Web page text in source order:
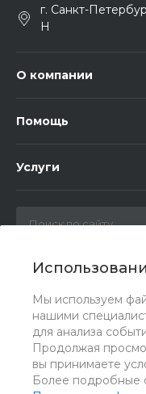
Мы используем
нашими
для анализа
Продолжая
вы принимаете
Более подробные
г. Санкт-
Н
О компании
Помощь
Услуги